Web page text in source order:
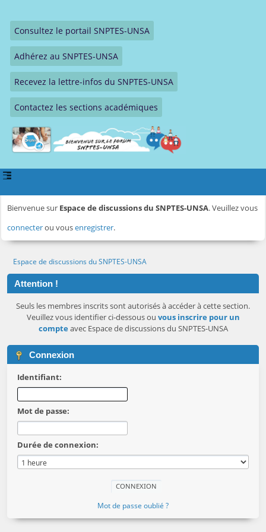
Consultez le portail SNPTES-UNSA
Adhérez au SNPTES-UNSA
Recevez la lettre-infos du SNPTES-UNSA
Contactez les sections académiques
Bienvenue sur Espace de discussions du SNPTES-UNSA. Veuillez vous
connecterou vousenregistrer.
Espace de discussions du SNPTES-UNSA
Attention !
Seuls les membres inscrits sont autorisés à accéder à cette section.
Veuillez vous identifier ci-dessous ou vous inscrire pour un
compteavec Espace de discussions du SNPTES-UNSA
Connexion
Identifiant:
Mot de passe:
Durée de connexion:
Mot de passe oublié ?